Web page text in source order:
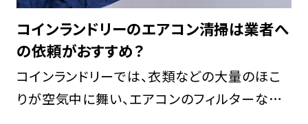
コインランドリーのエアコン清掃は業者へ
の依頼がおすすめ？
コインランドリーでは、衣類などの大量のほこ
りが空気中に舞い、エアコンのフィルターなど